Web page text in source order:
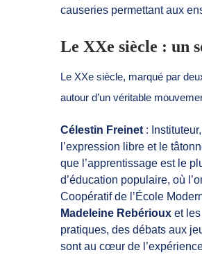
causeries permettant aux
Le XXe siècle : un
Le XXe siècle, marqué par
autour d’un véritable
Célestin Freinet :
l’expression libre et le
que l’apprentissage est le
d’éducation populaire, où
Coopératif de l’École
Madeleine Rebérioux et les
pratiques, des débats aux
sont au cœur de